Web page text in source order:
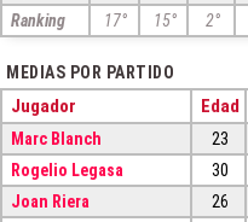
Ranking
17° 15° 2°
MEDIAS POR PARTIDO
Jugador Edad
Marc Blanch 23
Rogelio Legasa
30
Joan Riera
26